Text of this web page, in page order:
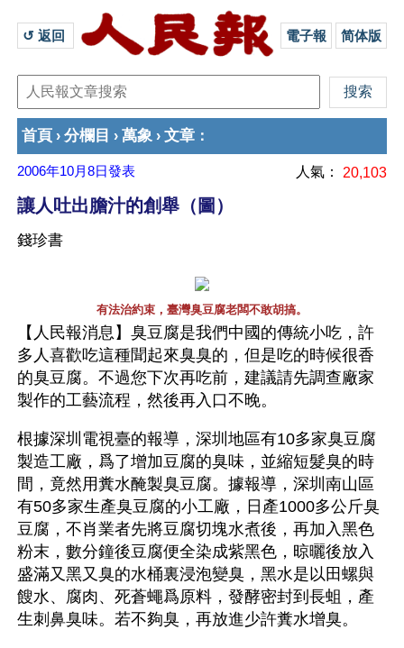
↺ 返回 電子報 简体版
首頁 › 分欄目 › 萬象 › 文章 ：
2006年10月8日發表 人氣： 20,103
讓人吐出膽汁的創舉（圖）
錢珍書
有法治約束，臺灣臭豆腐老闆不敢胡搞。
【人民報消息】臭豆腐是我們中國的傳統小吃，許
多人喜歡吃這種聞起來臭臭的，但是吃的時候很香
的臭豆腐。不過您下次再吃前，建議請先調查廠家
製作的工藝流程，然後再入口不晚。
根據深圳電視臺的報導，深圳地區有10多家臭豆腐
製造工廠，爲了增加豆腐的臭味，並縮短髮臭的時
間，竟然用糞水醃製臭豆腐。據報導，深圳南山區
有50多家生產臭豆腐的小工廠，日產1000多公斤臭
豆腐，不肖業者先將豆腐切塊水煮後，再加入黑色
粉末，數分鐘後豆腐便全染成紫黑色，晾曬後放入
盛滿又黑又臭的水桶裏浸泡變臭，黑水是以田螺與
餿水、腐肉、死蒼蠅爲原料，發酵密封到長蛆，產
生刺鼻臭味。若不夠臭，再放進少許糞水增臭。